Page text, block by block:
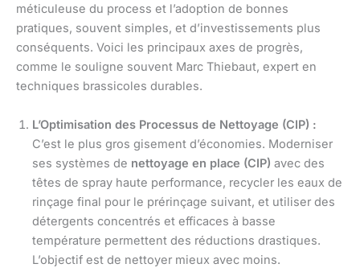
méticuleuse du process et l’adoption de bonnes
pratiques, souvent simples, et d’investissements plus
conséquents. Voici les principaux axes de progrès,
comme le souligne souvent Marc Thiebaut, expert en
techniques brassicoles durables.
L’Optimisation des Processus de Nettoyage (CIP) :
C’est le plus gros gisement d’économies. Moderniser
ses systèmes de nettoyage en place (CIP) avec des
têtes de spray haute performance, recycler les eaux de
rinçage final pour le prérinçage suivant, et utiliser des
détergents concentrés et efficaces à basse
température permettent des réductions drastiques.
L’objectif est de nettoyer mieux avec moins.